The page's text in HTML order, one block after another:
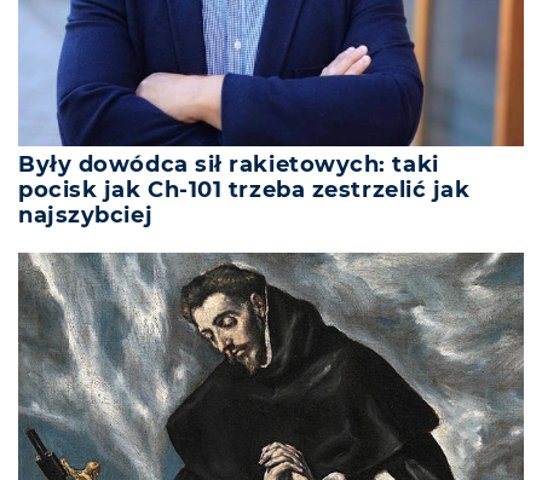
Były dowódca sił rakietowych: taki
pocisk jak Ch-101 trzeba zestrzelić jak
najszybciej